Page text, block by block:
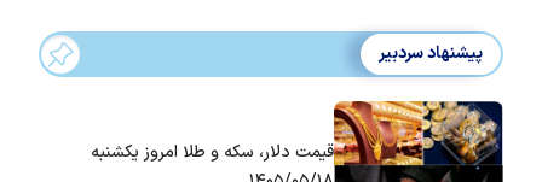
پیشنهاد سردبیر
قیمت دلار، سکه و طلا امروز یکشنبه